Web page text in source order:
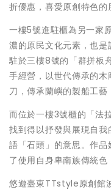
折優惠，喜愛原創特色的
一樓5號進駐櫃為另一家
濃的原民文化元素，也
駐於三樓8號的「群拼板
手經營，以世代傳承的
刀，傳承蘭嶼的製船工藝
而位於一樓3號櫃的「法
找到得以抒發與展現自
語「石頭」的意思。作
了使用自身卑南族傳統色
悠遊臺東TTstyle原創館